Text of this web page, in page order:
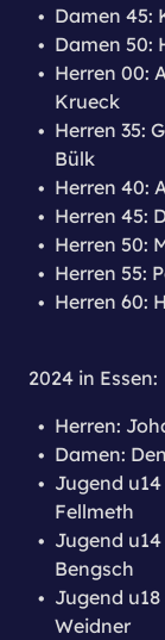
Damen 45:
Damen 50:
Herren 00:
Krueck
Herren 35:
Bülk
Herren 40:
Herren 45:
Herren 50:
Herren 55:
Herren 60:
2024 in Essen:
Herren:
Damen:
Jugend
Fellmeth
Jugend
Bengsch
Jugend
Weidner